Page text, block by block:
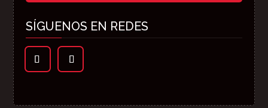
SÍGUENOS EN REDES